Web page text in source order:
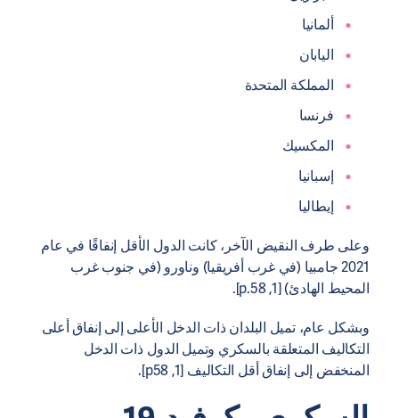
ألمانيا
اليابان
المملكة المتحدة
فرنسا
المكسيك
إسبانيا
إيطاليا
وعلى طرف النقيض الآخر، كانت الدول الأقل إنفاقًا في عام
2021 جامبيا (في غرب أفريقيا) وناورو (في جنوب غرب
المحيط الهادئ) [1, p.58].
وبشكل عام، تميل البلدان ذات الدخل الأعلى إلى إنفاق أعلى
التكاليف المتعلقة بالسكري وتميل الدول ذات الدخل
المنخفض إلى إنفاق أقل التكاليف [1, p58].